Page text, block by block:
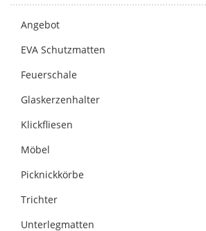
Angebot
EVA Schutzmatten
Feuerschale
Glaskerzenhalter
Klickfliesen
Möbel
Picknickkörbe
Trichter
Unterlegmatten